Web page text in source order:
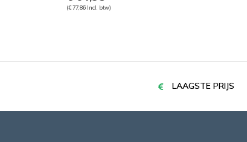
(€ 77,86 Incl. btw)
LAAGSTE PRIJS